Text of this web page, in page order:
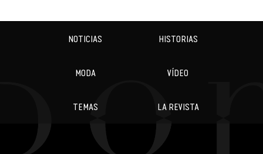
NOTICIAS HISTORIAS
MODA VÍDEO
TEMAS LA REVISTA